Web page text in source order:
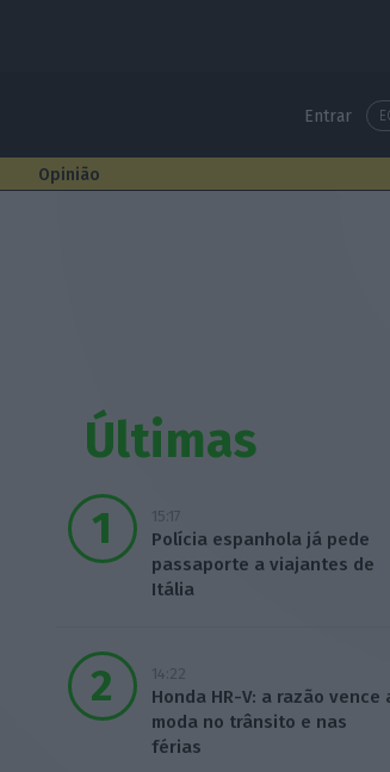
Entrar
Opinião
Últimas
15:17
Polícia espanhola já pede
passaporte a viajantes de
Itália
14:22
Honda HR-V: a razão vence
moda no trânsito e nas
férias